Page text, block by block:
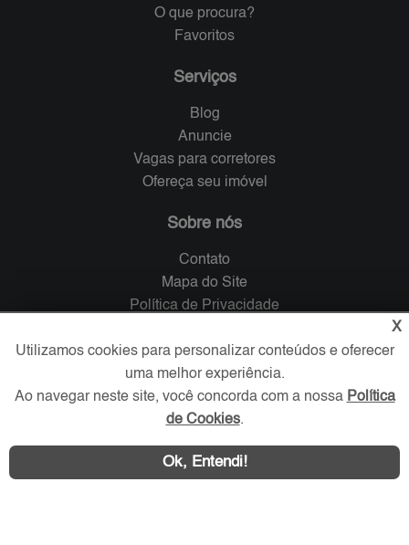
O que procura?
Favoritos
Serviços
Blog
Anuncie
Vagas para corretores
Ofereça seu imóvel
Sobre nós
Contato
Mapa do Site
Política de Privacidade
Verificada por
X
Utilizamos cookies para personalizar conteúdos e oferecer
uma melhor experiência.
Ao navegar neste site, você concorda com a nossa Política
de Cookies.
Ok, Entendi!